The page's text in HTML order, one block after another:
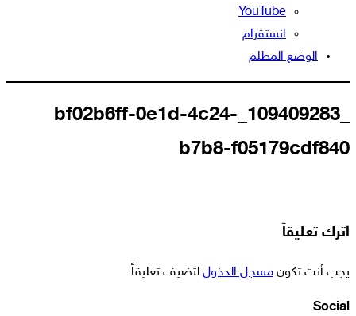
‫YouTube
انستقرام
الوضع المظلم
_109409283_bf02b6ff-0e1d-4c24-
b7b8-f05179cdf840
اترك تعليقاً
يجب أنت تكون مسجل الدخول لتضيف تعليقاً.
Social